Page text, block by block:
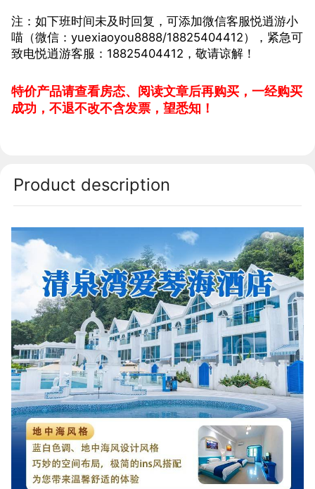
注：如下班时间未及时回复，可添加微信客服悦逍游小
喵（微信：yuexiaoyou8888/18825404412），紧急可
致电悦逍游客服：18825404412，敬请谅解！
特价产品请查看房态、阅读文章后再购买，一经购买
成功，不退不改不含发票，望悉知！
Product description